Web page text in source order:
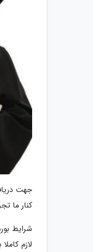
جهت
کنار ما
شرایط
لازم